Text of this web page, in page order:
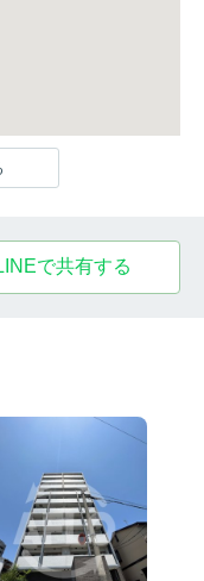
で共有する